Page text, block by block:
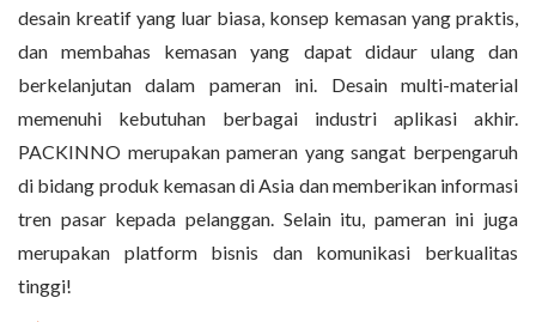
desain kreatif yang luar biasa, konsep kemasan yang praktis,
dan membahas kemasan yang dapat didaur ulang dan
berkelanjutan dalam pameran ini. Desain multi-material
memenuhi kebutuhan berbagai industri aplikasi akhir.
PACKINNO merupakan pameran yang sangat berpengaruh
di bidang produk kemasan di Asia dan memberikan informasi
tren pasar kepada pelanggan. Selain itu, pameran ini juga
merupakan platform bisnis dan komunikasi berkualitas
tinggi!